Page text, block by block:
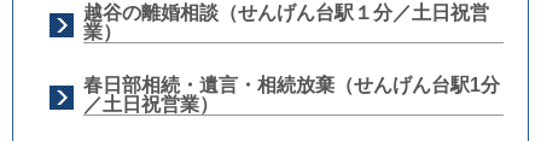
越谷の離婚相談（せんげん台駅１分／土日祝営
業）
春日部相続・遺言・相続放棄（せんげん台駅1分
／土日祝営業）